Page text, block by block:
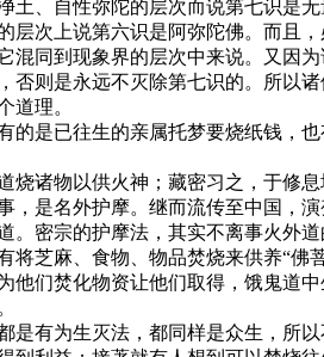
、自性弥陀的层次而说第七识是
层次上说第六识是阿弥陀佛。而且
混同到现象界的层次中来说。又因
否则是永远不灭除第七识的。所以
道理。
是已往生的亲属托梦要烧纸钱，
物以供火神；藏密习之，于修息
，是名外护摩。继而流传至中国，
。密宗的护摩法，其实不离事火外
将芝麻、食物、物品焚烧来供养“
们焚化物资让他们取得，饿鬼道
有为生灭法，都同样是众生，所